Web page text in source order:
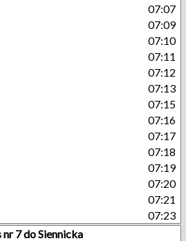
07:07
07:09
07:10
07:11
07:12
07:13
07:15
07:16
07:17
07:18
07:19
07:20
07:21
07:23
nr 7 do Siennicka